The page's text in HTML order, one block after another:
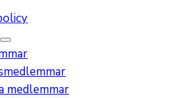
medlemmar